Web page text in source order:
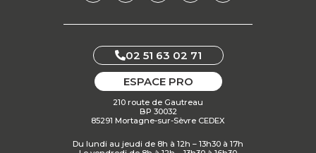
02 51 63 02 71
ESPACE PRO
210 route de Gautreau
BP 30032
85291 Mortagne-sur-Sèvre CEDEX
Du lundi au jeudi de 8h à 12h – 13h30 à 17h